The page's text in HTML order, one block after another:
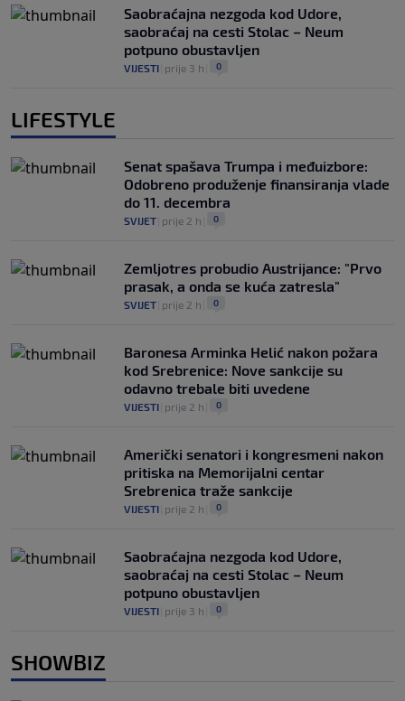
Saobraćajna nezgoda kod Udore,
saobraćaj na cesti Stolac – Neum
potpuno obustavljen
VIJESTI prije 3 h 0
LIFESTYLE
Senat spašava Trumpa i međuizbore:
Odobreno produženje finansiranja vlade
do 11. decembra
SVIJET prije 2 h 0
Zemljotres probudio Austrijance: "Prvo
prasak, a onda se kuća zatresla"
SVIJET prije 2 h 0
Baronesa Arminka Helić nakon požara
kod Srebrenice: Nove sankcije su
odavno trebale biti uvedene
VIJESTI prije 2 h 0
Američki senatori i kongresmeni nakon
pritiska na Memorijalni centar
Srebrenica traže sankcije
VIJESTI prije 2 h 0
Saobraćajna nezgoda kod Udore,
saobraćaj na cesti Stolac – Neum
potpuno obustavljen
VIJESTI prije 3 h 0
SHOWBIZ